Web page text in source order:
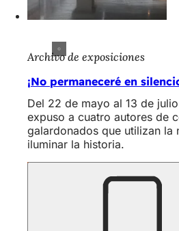
Archivo de exposiciones
¡No permaneceré en
Del 22 de mayo al 13 de
expuso a cuatro autores de
galardonados que utilizan la
iluminar la historia.